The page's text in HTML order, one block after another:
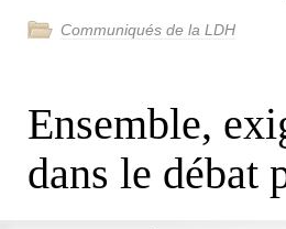
Communiqués de la LDH
Ensemble,
dans le débat